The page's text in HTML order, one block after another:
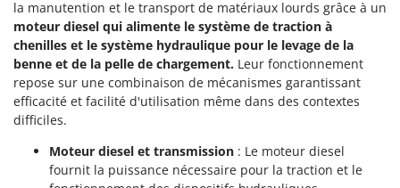
Treuils de débardage
Tronçonneuses
V
Vêtements de Sécurité
Vibroculteurs à tracteur
Lisam
Lotusgrill
M
M.A.I.BO.
Macom
Macte Ovens
Makita
la manutention et le transport de matériaux lourds grâce à un
moteur diesel qui alimente le système de traction à
chenilles et le système hydraulique pour le levage de la
benne et de la pelle de chargement. Leur fonctionnement
repose sur une combinaison de mécanismes garantissant
efficacité et facilité d'utilisation même dans des contextes
difficiles.
Moteur diesel et transmission : Le moteur diesel
fournit la puissance nécessaire pour la traction et le